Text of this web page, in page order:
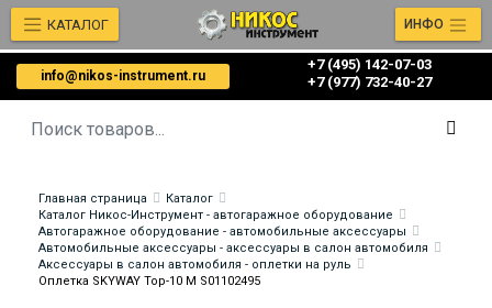
info@nikos-instrument.ru
+7 (495) 142-07-03
‎‎+7 (977) 732-40-27
КАТАЛОГ ИНФО
Главная страница
Каталог
Каталог Никос-Инструмент - автогаражное оборудование
Автогаражное оборудование - автомобильные аксессуары
Автомобильные аксессуары - аксессуары в салон автомобиля
Аксессуары в салон автомобиля - оплетки на руль
Оплетка SKYWAY Top-10 M S01102495